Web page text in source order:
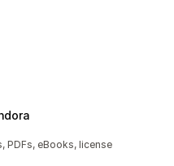
PDFs, eBooks, license